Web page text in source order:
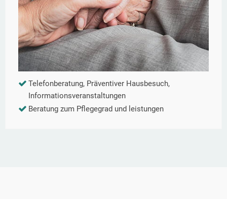
Telefonberatung, Präventiver Hausbesuch,
Informationsveranstaltungen
Beratung zum Pflegegrad und leistungen